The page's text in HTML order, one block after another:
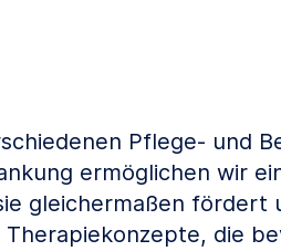
Pflege- und
ermöglichen wir
gleichermaßen
Therapiekonzepte, die